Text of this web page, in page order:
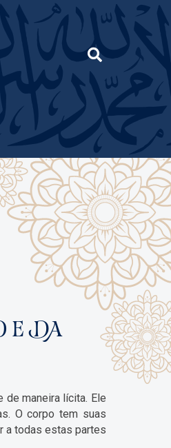
E DA
maneira lícita. Ele
O corpo tem suas
a todas estas partes